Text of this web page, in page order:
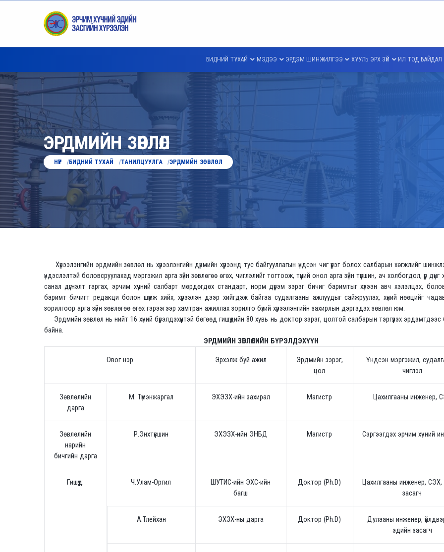
БИДНИЙ ТУХАЙ МЭДЭЭ ЭРДЭМ ШИНЖИЛГЭЭ ХУУЛЬ ЭРХ ЗҮЙ ИЛ ТОД БАЙДАЛ
ЭРДМИЙН ЗӨВЛӨЛ
НҮҮР БИДНИЙ ТУХАЙ ТАНИЛЦУУЛГА ЭРДМИЙН ЗӨВЛӨЛ
Хүрээлэнгийн эрдмийн зөвлөл нь хүрээлэнгийн дүрмийн хүрээнд тус байгууллагын үндсэн чиг үүрэг болох салбарын хөгжлийг
үндэслэлтэй боловсруулахад мэргэжил арга зүйн зөвлөгөө өгөх, чиглэлийг тогтоож, түүний онол арга зүйн түвшин, ач холбогдол, үр
санал дүгнэлт гаргах, эрчим хүчний салбарт мөрдөгдөх стандарт, норм дүрэм зэрэг бичиг баримтыг хүлээн авч хэлэлцэх,
баримт бичигт редакци болон шүүмж хийх, хүрээлэн дээр хийгдэж байгаа судалгааны ажлуудыг сайжруулах, хүний нөөцийг
зорилгоор арга зүйн зөвлөгөө өгөх гэрээгээр хамтран ажиллах зорилго бүхий хүрээлэнгийн захирлын дэргэдэх зөвлөл юм.
Эрдмийн зөвлөл нь нийт 16 хүний бүрэлдэхүүнтэй бөгөөд гишүүдийн 80 хувь нь доктор зэрэг, цолтой салбарын тэргүүлэх эрдэмтдээс
байна.
ЭРДМИЙН ЗӨВЛӨЛИЙН БҮРЭЛДЭХҮҮН
Овог нэр Эрхэлж буй ажил
Эрдмийн зэрэг,
цол
Үндсэн мэргэжил,
чиглэл
Зөвлөлийн
дарга
М. Түмэнжаргал ЭХЭЗХ-ийн захирал Магистр Цахилгааны инженер,
Зөвлөлийн
нарийн
бичгийн дарга
Р.Энхтүвшин ЭХЭЗХ-ийн ЭНБД Магистр Сэргээгдэх эрчим хүчний
Гишүүд: Ч.Улам-Оргил
ШУТИС-ийн ЭХС-ийн
багш
Доктор (Ph.D)
Цахилгааны инженер,
засагч
А.Тлейхан ЭХЗХ-ны дарга Доктор (Ph.D)
Дулааны инженер,
эдийн засагч